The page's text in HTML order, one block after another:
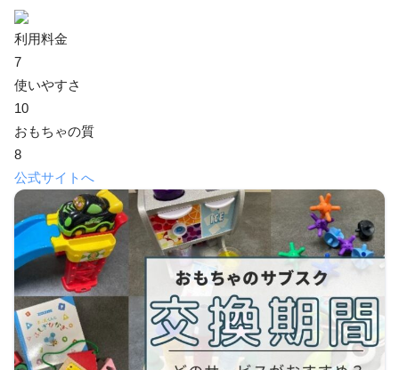
利用料金
7
使いやすさ
10
おもちゃの質
8
公式サイトへ